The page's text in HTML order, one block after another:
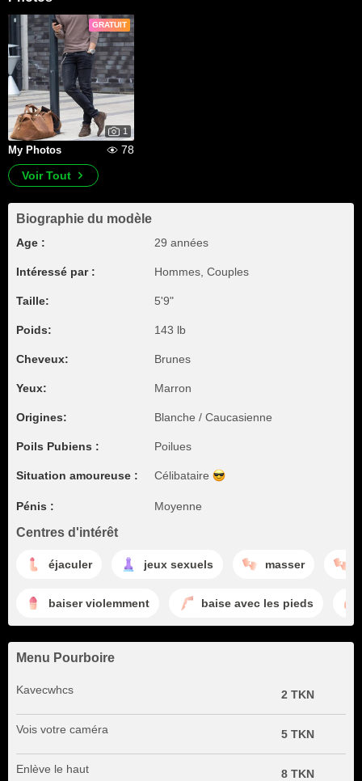
GRATUIT
1
My Photos
78
Voir Tout
Biographie du modèle
Age : 29 années
Intéressé par : Hommes, Couples
Taille: 5'9"
Poids: 143 lb
Cheveux: Brunes
Yeux: Marron
Origines: Blanche / Caucasienne
Poils Pubiens : Poilues
Situation amoureuse : Célibataire
Pénis : Moyenne
Centres d'intérêt
éjaculer jeux sexuels masser
baiser violemment baise avec les pieds
Menu Pourboire
Kavecwhcs 2 TKN
Vois votre caméra 5 TKN
Enlève le haut 8 TKN